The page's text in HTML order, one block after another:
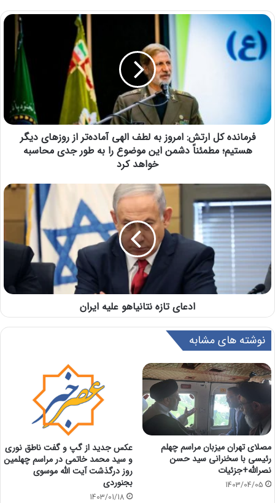
فرمانده کل ارتش: امروز به لطف الهی آماده‌تر از روزهای دیگر
هستیم؛ مطمئناً دشمن این موضوع را به طور جدی محاسبه
خواهد کرد
ادعای تازه نتانیاهو علیه ایران
نوشته های مشابه
مصلای تهران میزبان مراسم چهلم
رئیسی با سخنرانی سید حسن
نصرالله+جزئیات
1403/04/05
عکس جدید از گپ و گفت ناطق نوری
و سید محمد خاتمی در مراسم چهلمین
روز درگذشت آیت الله موسوی
بجنوردی
1403/01/18